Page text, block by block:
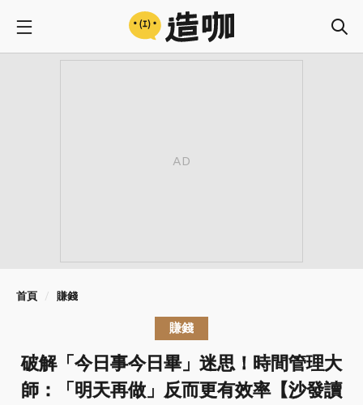
首頁 賺錢
賺錢
破解「今日事今日畢」迷思！時間管理大
師：「明天再做」反而更有效率【沙發讀